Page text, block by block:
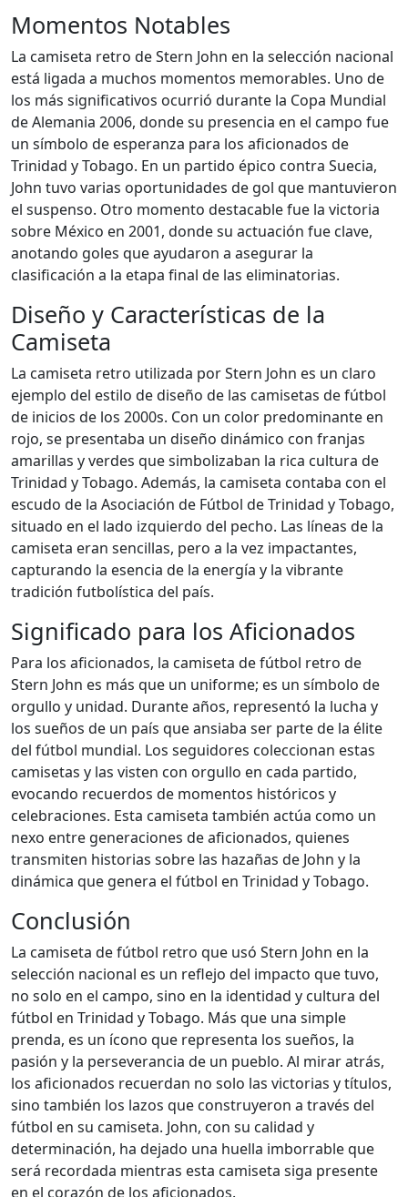
Momentos Notables
La camiseta retro de Stern John en la selección nacional
está ligada a muchos momentos memorables. Uno de
los más significativos ocurrió durante la Copa Mundial
de Alemania 2006, donde su presencia en el campo fue
un símbolo de esperanza para los aficionados de
Trinidad y Tobago. En un partido épico contra Suecia,
John tuvo varias oportunidades de gol que mantuvieron
el suspenso. Otro momento destacable fue la victoria
sobre México en 2001, donde su actuación fue clave,
anotando goles que ayudaron a asegurar la
clasificación a la etapa final de las eliminatorias.
Diseño y Características de la
Camiseta
La camiseta retro utilizada por Stern John es un claro
ejemplo del estilo de diseño de las camisetas de fútbol
de inicios de los 2000s. Con un color predominante en
rojo, se presentaba un diseño dinámico con franjas
amarillas y verdes que simbolizaban la rica cultura de
Trinidad y Tobago. Además, la camiseta contaba con el
escudo de la Asociación de Fútbol de Trinidad y Tobago,
situado en el lado izquierdo del pecho. Las líneas de la
camiseta eran sencillas, pero a la vez impactantes,
capturando la esencia de la energía y la vibrante
tradición futbolística del país.
Significado para los Aficionados
Para los aficionados, la camiseta de fútbol retro de
Stern John es más que un uniforme; es un símbolo de
orgullo y unidad. Durante años, representó la lucha y
los sueños de un país que ansiaba ser parte de la élite
del fútbol mundial. Los seguidores coleccionan estas
camisetas y las visten con orgullo en cada partido,
evocando recuerdos de momentos históricos y
celebraciones. Esta camiseta también actúa como un
nexo entre generaciones de aficionados, quienes
transmiten historias sobre las hazañas de John y la
dinámica que genera el fútbol en Trinidad y Tobago.
Conclusión
La camiseta de fútbol retro que usó Stern John en la
selección nacional es un reflejo del impacto que tuvo,
no solo en el campo, sino en la identidad y cultura del
fútbol en Trinidad y Tobago. Más que una simple
prenda, es un ícono que representa los sueños, la
pasión y la perseverancia de un pueblo. Al mirar atrás,
los aficionados recuerdan no solo las victorias y títulos,
sino también los lazos que construyeron a través del
fútbol en su camiseta. John, con su calidad y
determinación, ha dejado una huella imborrable que
será recordada mientras esta camiseta siga presente
en el corazón de los aficionados.